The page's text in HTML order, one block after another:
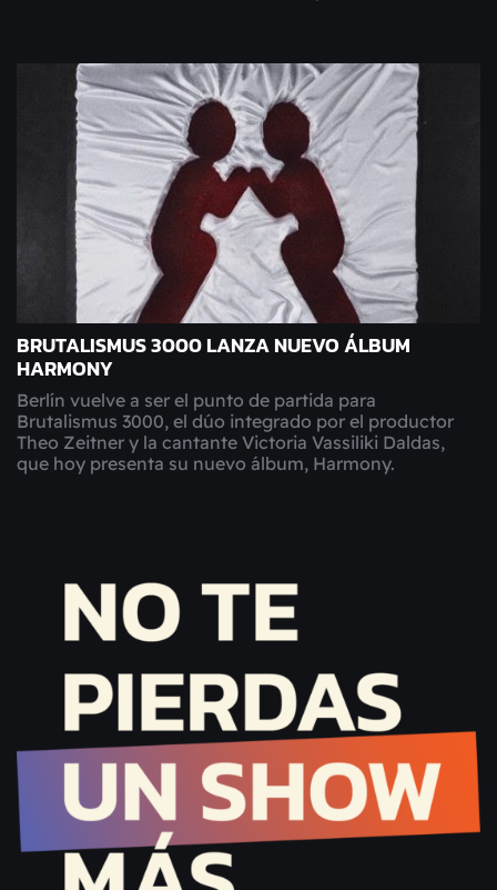
BRUTALISMUS 3000 LANZA NUEVO ÁLBUM
HARMONY
Berlín vuelve a ser el punto de partida para
Brutalismus 3000, el dúo integrado por el productor
Theo Zeitner y la cantante Victoria Vassiliki Daldas,
que hoy presenta su nuevo álbum, Harmony.